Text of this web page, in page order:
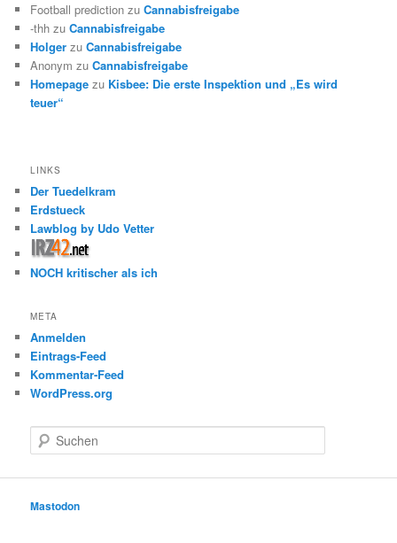
Football prediction zuCannabisfreigabe
-thh zuCannabisfreigabe
Holger zuCannabisfreigabe
Anonym zuCannabisfreigabe
Homepage zu Kisbee: Die erste Inspektion und „Es wird
teuer“
LINKS
Der Tuedelkram
Erdstueck
Lawblog by Udo Vetter
NOCH kritischer als ich
META
Anmelden
Eintrags-Feed
Kommentar-Feed
WordPress.org
u
e
Mastodon